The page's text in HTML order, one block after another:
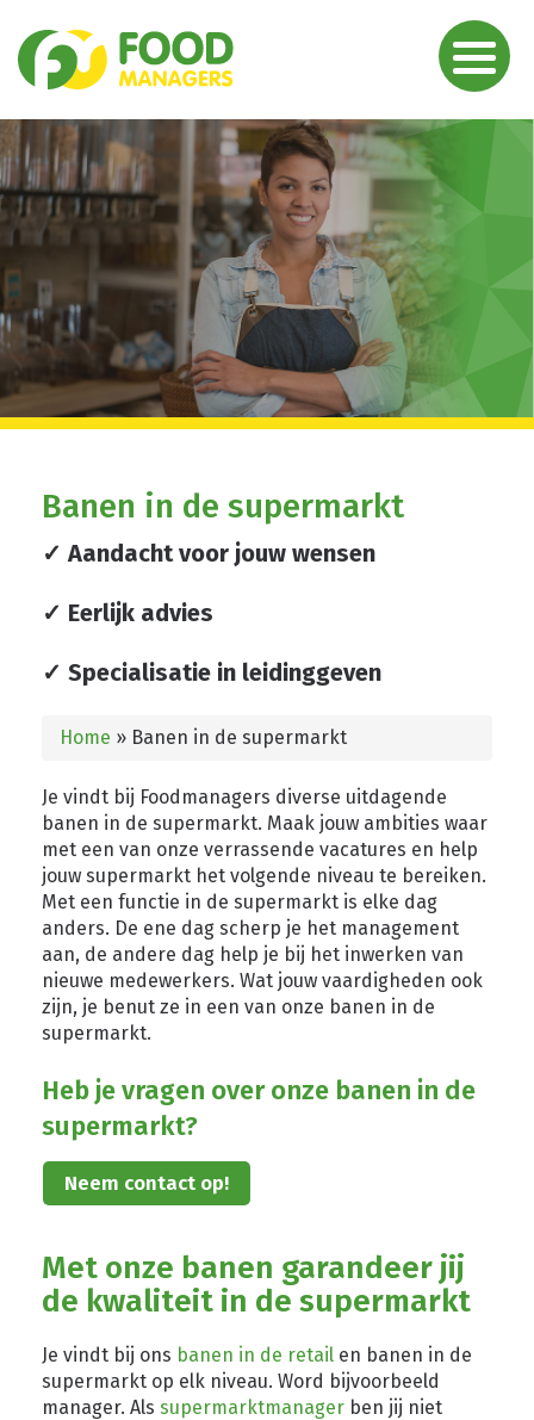
Previous
Banen in de supermarkt
✓ Aandacht voor jouw wensen
✓ Eerlijk advies
✓ Specialisatie in leidinggeven
Home » Banen in de supermarkt
Je vindt bij Foodmanagers diverse uitdagende
banen in de supermarkt. Maak jouw ambities waar
met een van onze verrassende vacatures en help
jouw supermarkt het volgende niveau te bereiken.
Met een functie in de supermarkt is elke dag
anders. De ene dag scherp je het management
aan, de andere dag help je bij het inwerken van
nieuwe medewerkers. Wat jouw vaardigheden ook
zijn, je benut ze in een van onze banen in de
supermarkt.
Heb je vragen over onze banen in de
supermarkt?
Neem contact op!
Met onze banen garandeer jij
de kwaliteit in de supermarkt
Je vindt bij ons banen in de retail en banen in de
supermarkt op elk niveau. Word bijvoorbeeld
manager. Als supermarktmanager ben jij niet